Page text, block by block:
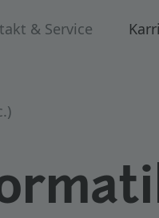
& Service